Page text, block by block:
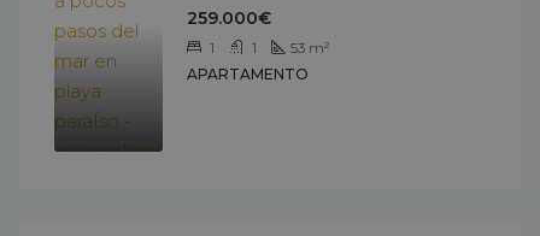
259.000€
1 1 53 m²
APARTAMENTO